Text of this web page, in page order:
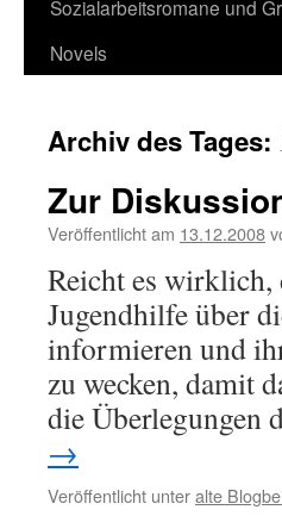
Sozialarbeitsromane und
Novels
Archiv des Tages:
Zur
Veröffentlicht am 13.12.2008
Reicht es
Jugendhilfe über
informieren und
zu wecken, damit
die
→
Veröffentlicht unteralte